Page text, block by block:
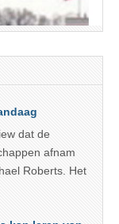
dat de
afnam
Roberts. Het